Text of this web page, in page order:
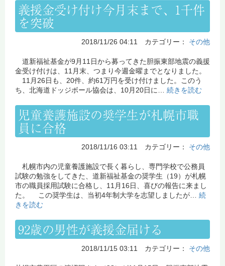
義援金受け付け今月末まで、1千件
を突破
2018/11/26 04:11 カテゴリー： その他
道新福祉基金が9月11日から募ってきた胆振東部地震の義援
金受け付けは、11月末、つまり今週金曜までとなりました。
11月26日も、20件、約61万円を受け付けました。このう
ち、北海道ドッジボール協会は、10月20日に… 続きを読む
児童養護施設の奨学生が札幌市職
員に合格
2018/11/16 03:11 カテゴリー： その他
札幌市内の児童養護施設で長く暮らし、専門学校で公務員
試験の勉強をしてきた、道新福祉基金の奨学生（19）が札幌
市の職員採用試験に合格し、11月16日、喜びの報告に来まし
た。 この奨学生は、当初4年制大学を志望しましたが… 続
きを読む
92歳の男性が義援金届ける
2018/11/15 03:11 カテゴリー： その他